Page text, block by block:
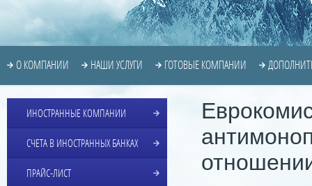
О КОМПАНИИ НАШИ УСЛУГИ ГОТОВЫЕ КОМПАНИИ
ИНОСТРАННЫЕ КОМПАНИИ
СЧЕТА В ИНОСТРАННЫХ БАНКАХ
ПРАЙС-ЛИСТ